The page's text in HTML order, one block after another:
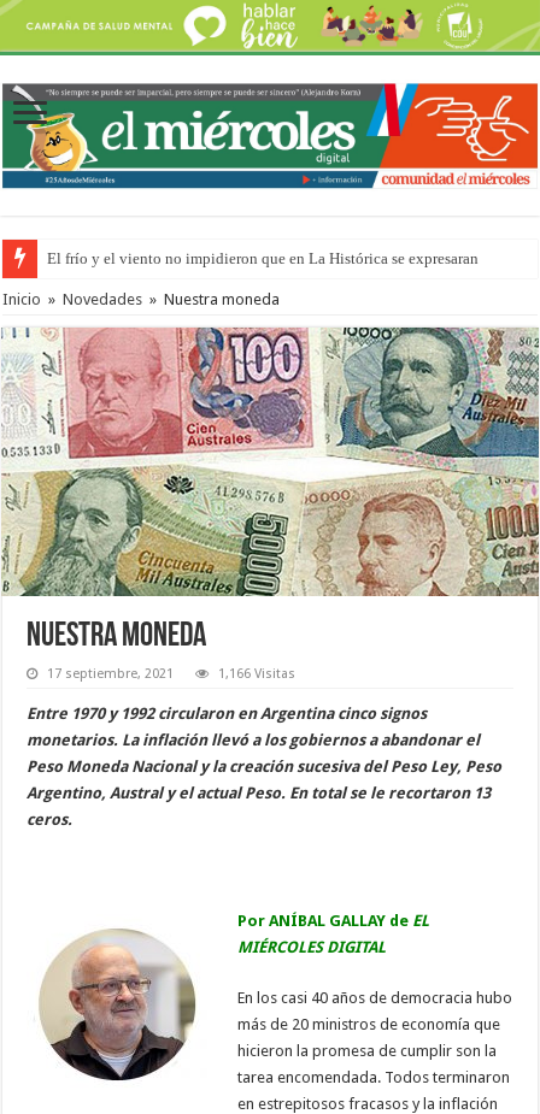
El frío y el viento no impidieron que en La Histórica se expresaran
OSER: Frigerio aseguró que mejoraron el servicio, redujeron el déficit en
Inicio » Novedades » Nuestra moneda
Nuestra moneda
17 septiembre, 2021 1,166 Visitas
Entre 1970 y 1992 circularon en Argentina cinco signos
monetarios. La inflación llevó a los gobiernos a abandonar el
Peso Moneda Nacional y la creación sucesiva del Peso Ley, Peso
Argentino, Austral y el actual Peso. En total se le recortaron 13
ceros.
Por ANÍBAL GALLAY de EL
MIÉRCOLES DIGITAL
En los casi 40 años de democracia hubo
más de 20 ministros de economía que
hicieron la promesa de cumplir son la
tarea encomendada. Todos terminaron
en estrepitosos fracasos y la inflación